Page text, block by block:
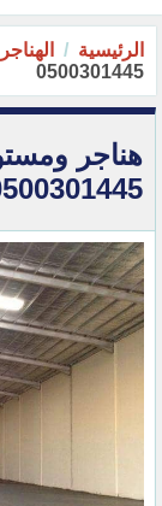
الرئيسية الهناجر
0500301445
هناجر